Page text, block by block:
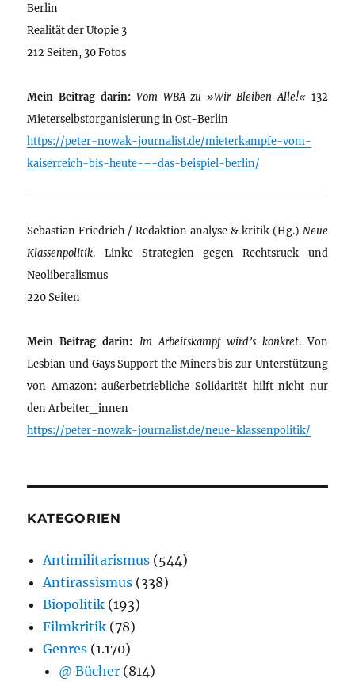
Berlin
Realität der Utopie 3
212 Seiten, 30 Fotos
Mein Beitrag darin: Vom WBA zu »Wir Bleiben Alle!« 132
Mieterselbstorganisierung in Ost-Berlin
https://peter-nowak-journalist.de/mieterkampfe-vom-
kaiserreich-bis-heute-–-das-beispiel-berlin/
Sebastian Friedrich / Redaktion analyse & kritik (Hg.) Neue
Klassenpolitik. Linke Strategien gegen Rechtsruck und
Neoliberalismus
220 Seiten
Mein Beitrag darin: Im Arbeitskampf wird’s konkret. Von
Lesbian und Gays Support the Miners bis zur Unterstützung
von Amazon: außerbetriebliche Solidarität hilft nicht nur
den Arbeiter_innen
https://peter-nowak-journalist.de/neue-klassenpolitik/
KATEGORIEN
Antimilitarismus (544)
Antirassismus (338)
Biopolitik (193)
Filmkritik (78)
Genres (1.170)
@ Bücher (814)